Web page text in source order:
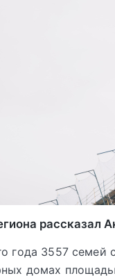
рассказал
года 3557 семей
домах